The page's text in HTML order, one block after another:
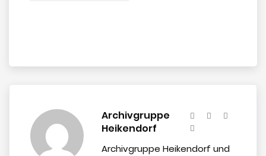
Archivgruppe
Heikendorf
Archivgruppe Heikendorf und